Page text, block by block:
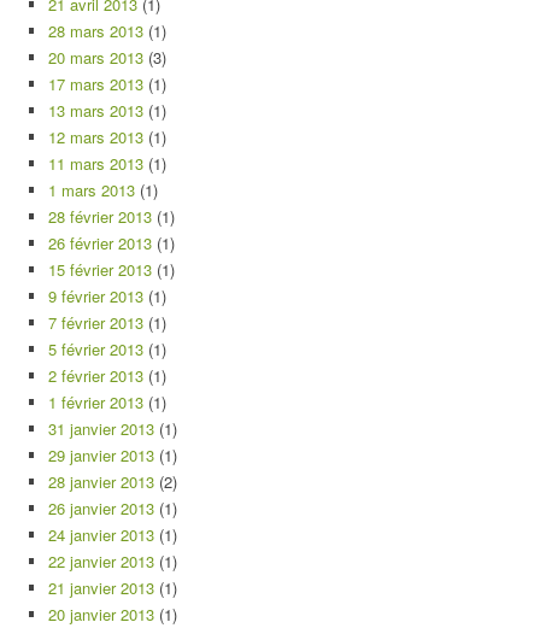
28 mars 2013 (1)
20 mars 2013 (3)
17 mars 2013 (1)
13 mars 2013 (1)
12 mars 2013 (1)
11 mars 2013 (1)
1 mars 2013 (1)
28 février 2013 (1)
26 février 2013 (1)
15 février 2013 (1)
9 février 2013 (1)
7 février 2013 (1)
5 février 2013 (1)
2 février 2013 (1)
1 février 2013 (1)
31 janvier 2013 (1)
29 janvier 2013 (1)
28 janvier 2013 (2)
26 janvier 2013 (1)
24 janvier 2013 (1)
22 janvier 2013 (1)
21 janvier 2013 (1)
20 janvier 2013 (1)